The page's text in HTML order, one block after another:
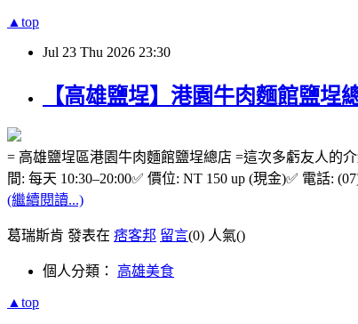
▲top
Jul 23 Thu 2026 23:30
【高雄鹽埕】港園牛肉麵館鹽埕
= 高雄鹽埕區港園牛肉麵館鹽埕總店 =這次多虧友人的
間: 每天 10:30–20:00✅ 價位: NT 150 up (現金)✅ 電話:
(繼續閱讀...)
葛瑞斯肯 發表在 痞客邦 留言(0) 人氣()
個人分類： 高雄美食
▲top